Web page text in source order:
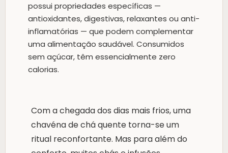
possui propriedades específicas —
antioxidantes, digestivas, relaxantes ou anti-
inflamatórias — que podem complementar
uma alimentação saudável. Consumidos
sem açúcar, têm essencialmente zero
calorias.
Com a chegada dos dias mais frios, uma
chavéna de chá quente torna-se um
ritual reconfortante. Mas para além do